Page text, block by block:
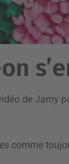
de Jamy
comme